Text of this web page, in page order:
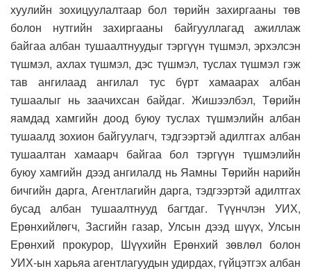
хуулийн зохицуулалтаар бол төрийн захиргааны төв
болон нутгийн захиргааны байгууллагад ажиллаж
байгаа албан тушаалтнуудыг тэргүүн түшмэл, эрхэлсэн
түшмэл, ахлах түшмэл, дэс түшмэл, туслах түшмэл гэж
тав ангилаад ангилал тус бүрт хамаарах албан
тушаалыг нь заачихсан байдаг. Жишээлбэл, Төрийн
яамдад хамгийн доод буюу туслах түшмэлийн албан
тушаалд зохион байгуулагч, тэдгээртэй адилтгах албан
тушаалтан хамаарч байгаа бол тэргүүн түшмэлийн
буюу хамгийн дээд ангилалд нь Яамны Төрийн нарийн
бичгийн дарга, Агентлагийн дарга, тэдгээртэй адилтгах
бусад албан тушаалтнууд багтдаг. Түүнчлэн УИХ,
Ерөнхийлөгч, Засгийн газар, Улсын дээд шүүх, Улсын
Ерөнхий прокурор, Шүүхийн Ерөнхий зөвлөл болон
УИХ-ын харьяа агентлагуудын удирдах, гүйцэтгэх албан